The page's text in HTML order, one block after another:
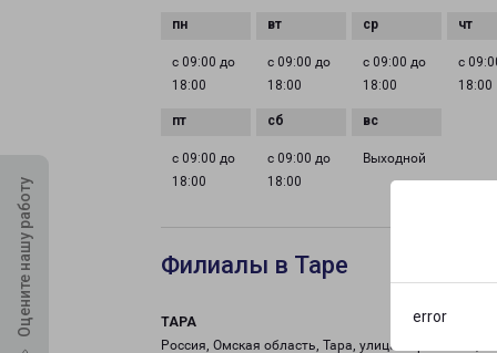
error
Оцените нашу работу
с 09:00 до
18:00
с 09:00 до
18:00
с 09:00 до
18:00
с
18:00
с 09:00 до
18:00
с 09:00 до
18:00
Выходной
Филиалы в Таре
ТАРА
Россия, Омская область, Тара, улица Карбышева, 94